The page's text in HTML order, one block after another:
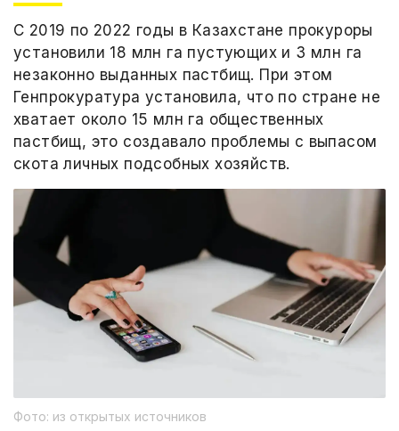
С 2019 по 2022 годы в Казахстане прокуроры
установили 18 млн га пустующих и 3 млн га
незаконно выданных пастбищ. При этом
Генпрокуратура установила, что по стране не
хватает около 15 млн га общественных
пастбищ, это создавало проблемы с выпасом
скота личных подсобных хозяйств.
Фото: из открытых источников